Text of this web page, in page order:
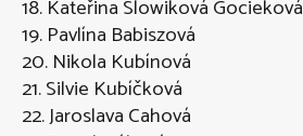
18. Kateřina Slowiková Gocieková
19. Pavlína Babiszová
20. Nikola Kubínová
21. Silvie Kubíčková
22. Jaroslava Cahová